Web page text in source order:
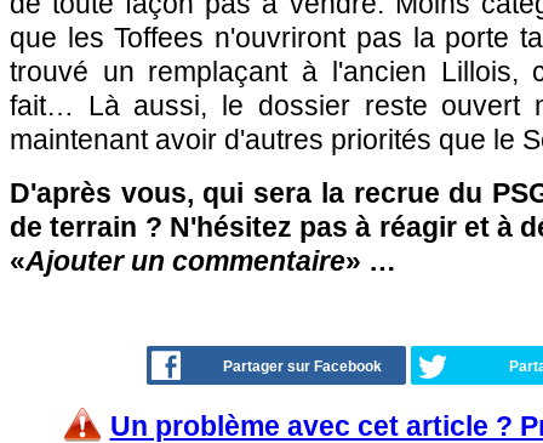
que les Toffees n'ouvriront pas la porte
trouvé un remplaçant à l'ancien Lillois,
fait… Là aussi, le dossier reste ouvert
maintenant avoir d'autres priorités que le
D'après vous, qui sera la recrue du
de terrain ? N'hésitez pas à réagir et à
«Ajouter un commentaire» …
Partager sur Facebook
Un problème avec cet article ?